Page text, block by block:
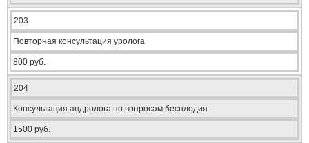
203
Повторная консультация уролога
800 руб.
204
Консультация андролога по вопросам бесплодия
1500 руб.